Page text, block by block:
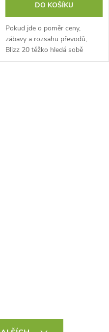
DO KOŠÍKU
Pokud jde o poměr ceny,
zábavy a rozsahu převodů,
Blizz 20 těžko hledá sobě
rovného soupeře. Shimano